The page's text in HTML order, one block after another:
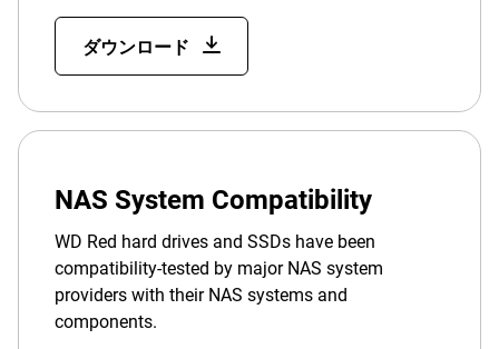
ダウンロード
NAS System Compatibility
WD Red hard drives and SSDs have been
compatibility-tested by major NAS system
providers with their NAS systems and
components.